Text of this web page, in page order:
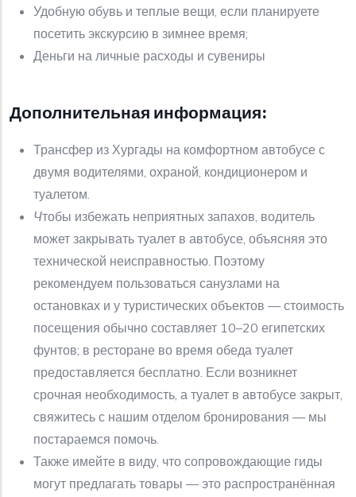
Удобную обувь и теплые вещи, если планируете
посетить экскурсию в зимнее время;
Деньги на личные расходы и сувениры
Дополнительная информация:
Трансфер из Хургады на комфортном автобусе с
двумя водителями, охраной, кондиционером и
туалетом.
Чтобы избежать неприятных запахов, водитель
может закрывать туалет в автобусе, объясняя это
технической неисправностью. Поэтому
рекомендуем пользоваться санузлами на
остановках и у туристических объектов — стоимость
посещения обычно составляет 10–20 египетских
фунтов; в ресторане во время обеда туалет
предоставляется бесплатно. Если возникнет
срочная необходимость, а туалет в автобусе закрыт,
свяжитесь с нашим отделом бронирования — мы
постараемся помочь.
Также имейте в виду, что сопровождающие гиды
могут предлагать товары — это распространённая